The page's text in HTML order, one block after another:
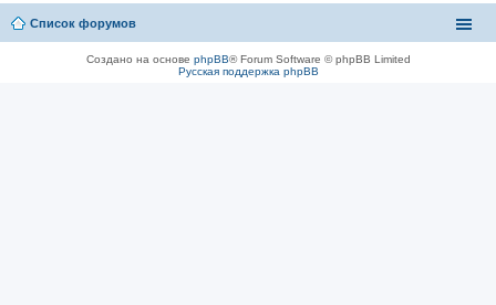
Список форумов
Создано на основе phpBB® Forum Software © phpBB Limited
Русская поддержка phpBB